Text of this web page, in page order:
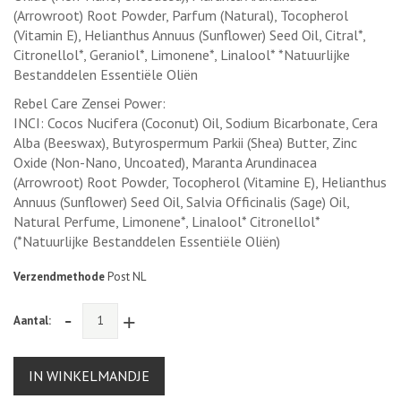
(Arrowroot) Root Powder, Parfum (Natural), Tocopherol
(Vitamin E), Helianthus Annuus (Sunflower) Seed Oil, Citral*,
Citronellol*, Geraniol*, Limonene*, Linalool* *Natuurlijke
Bestanddelen Essentiële Oliën
Rebel Care Zensei Power:
INCI: Cocos Nucifera (Coconut) Oil, Sodium Bicarbonate, Cera
Alba (Beeswax), Butyrospermum Parkii (Shea) Butter, Zinc
Oxide (Non-Nano, Uncoated), Maranta Arundinacea
(Arrowroot) Root Powder, Tocopherol (Vitamine E), Helianthus
Annuus (Sunflower) Seed Oil, Salvia Officinalis (Sage) Oil,
Natural Perfume, Limonene*, Linalool* Citronellol*
(*Natuurlijke Bestanddelen Essentiële Oliën)
VerzendmethodePost NL
Aantal: - +
IN WINKELMANDJE